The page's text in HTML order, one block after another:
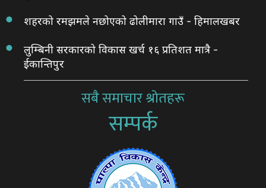
शहरको रमझमले नछोएको ढोलीमारा गाउँ - हिमालखबर
लुम्बिनी सरकारको विकास खर्च १६ प्रतिशत मात्रै -
ईकान्तिपुर
सबै समाचार श्रोतहरू
सम्पर्क